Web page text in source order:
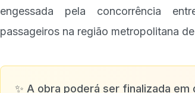
engessada pela concorrência
passageiros na região metropolitana
✨ A obra poderá ser finalizada em